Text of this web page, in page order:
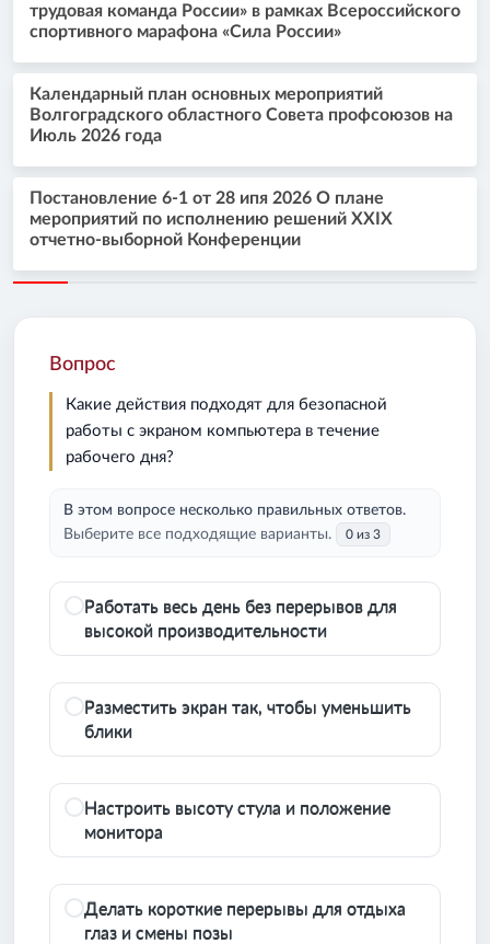
трудовая команда России» в рамках Всероссийского
спортивного марафона «Сила России»
Календарный план основных мероприятий
Волгоградского областного Совета профсоюзов на
Июль 2026 года
Постановление 6-1 от 28 ипя 2026 О плане
мероприятий по исполнению решений XXIX
отчетно-выборной Конференции
Вопрос
Какие действия подходят для безопасной
работы с экраном компьютера в течение
рабочего дня?
В этом вопросе несколько правильных ответов.
Выберите все подходящие варианты.
0 из 3
Работать весь день без перерывов для
высокой производительности
Разместить экран так, чтобы уменьшить
блики
Настроить высоту стула и положение
монитора
Делать короткие перерывы для отдыха
глаз и смены позы